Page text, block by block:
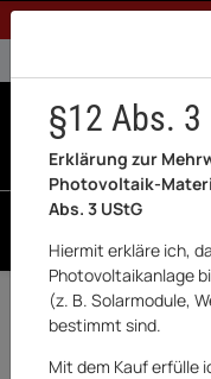
1% Rabatt bei
Zurück Werkzeuge
§12 Abs. 3
Erklärung zur
Photovoltaik-
Abs. 3 UStG
Hiermit erkläre ich,
Photovoltaikanlage
(z. B. Solarmodule,
bestimmt sind.
Mit dem Kauf erfülle